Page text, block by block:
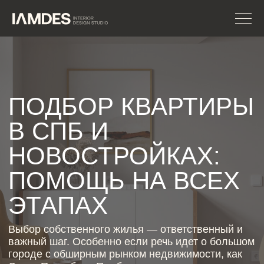
ПОДБОР КВАРТИРЫ
В СПБ И
НОВОСТРОЙКАХ:
ПОМОЩЬ НА ВСЕХ
ЭТАПАХ
Выбор собственного жилья — ответственный и
важный шаг. Особенно если речь идет о большом
городе с обширным рынком недвижимости, как
Санкт-Петербург. Подбор квартиры в
новостройке может стать настоящим
испытанием: огромное количество застройщиков,
планировок, локаций и нюансов. Именно поэтому
услуги профессионалов, которые оказывают
помощь на всех этапах подбора квартиры,
становятся всё более востребованными.
ЗАПИСАТЬСЯ НА
КОНСУЛЬТАЦИЮ